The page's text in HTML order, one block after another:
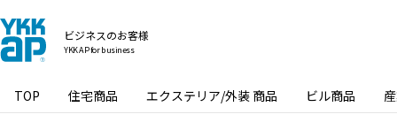
ビジネスのお客様
YKK AP for business
TOP 住宅商品 エクステリア/外装 商品 ビル商品